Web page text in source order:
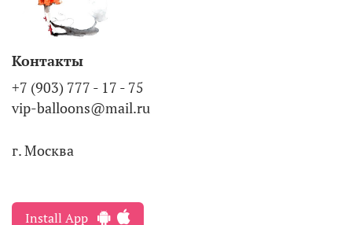
Контакты
+7 (903) 777 - 17 - 75
vip-balloons@mail.ru
г. Москва
Install App